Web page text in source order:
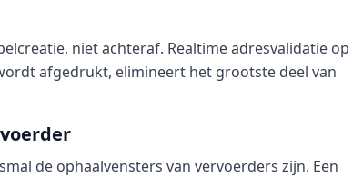
niet achteraf. Realtime adresvalidatie op
afgedrukt, elimineert het grootste deel van
de ophaalvensters van vervoerders zijn. Een